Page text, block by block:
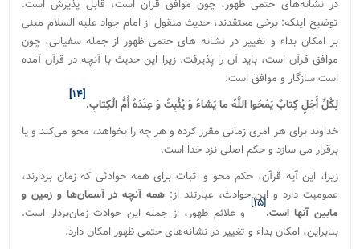
در نشانه‌های حتمی ظهور، چون موافق قرآن است، قابل پذیرش است.
توضیح اینکه: برخی معتقدند، حدیث منقول از امام جواد علیه السلام مبنی
بر امکان بداء و تغییر در نشانه های حتمی ظهور از جمله سفیانی، چون
موافق قرآن است، باید آن را پذیرفت. زیرا این حدیث با آنچه در قرآن آمده
است سازگار و موافق است:
لِکُلِّ أَجَلٍ کِتابٌ یَمْحُوا اللَّهُ ما یَشاءُ وَ یُثْبِتُ وَ عِنْدَهُ أُمُّ الْکِتابِ.
[۱۴]
‌خداوند برای هر امری زمانی مقرر کرده و هر چه را بخواهد، محو می‌کند و یا
برقرار می سازد و حکم اصلی نزد خدا است.
زیرا، این آیه قرآن، حکم محو و اثبات برای همه حوادثی که زمان بردارند،
عمومیت دارد و این حوادث، عبارتند از: همه آنچه در آسمان‌ها و زمین و
مابین آنها است.
[۱۵]
و علائم ظهور، از جمله این حوادث زمان‌بردار است.
بنابراین، امکان بداء و تغییر در نشانه‌های حتمی ظهور امکان دارد.